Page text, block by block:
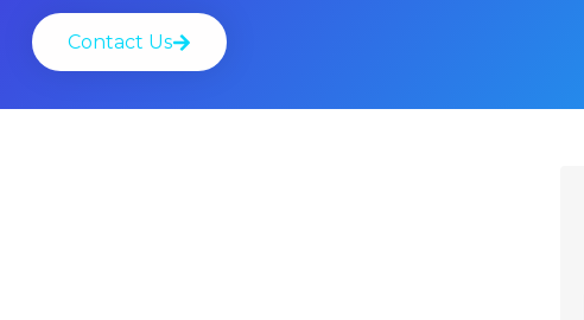
Contact Us